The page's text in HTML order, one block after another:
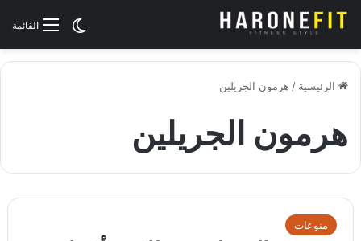
القائمةالوضع
الرئيسية / هرمون الجريلين
هرمون الجريلين
منوعات